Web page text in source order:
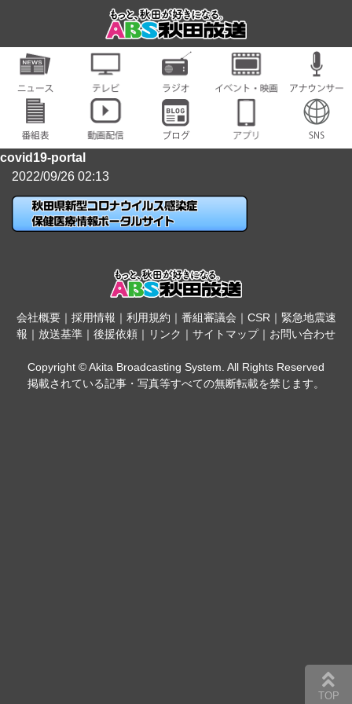
covid19-portal
2022/09/26 02:13
会社概要｜ 採用情報 ｜ 利用規約 ｜ 番組審議会 ｜ CSR｜ 緊急地震速
報 ｜ 放送基準 ｜ 後援依頼 ｜ リンク ｜ サイトマップ｜ お問い合わせ
Copyright © Akita Broadcasting System. All Rights Reserved
掲載されている記事・写真等すべての無断転載を禁じます。